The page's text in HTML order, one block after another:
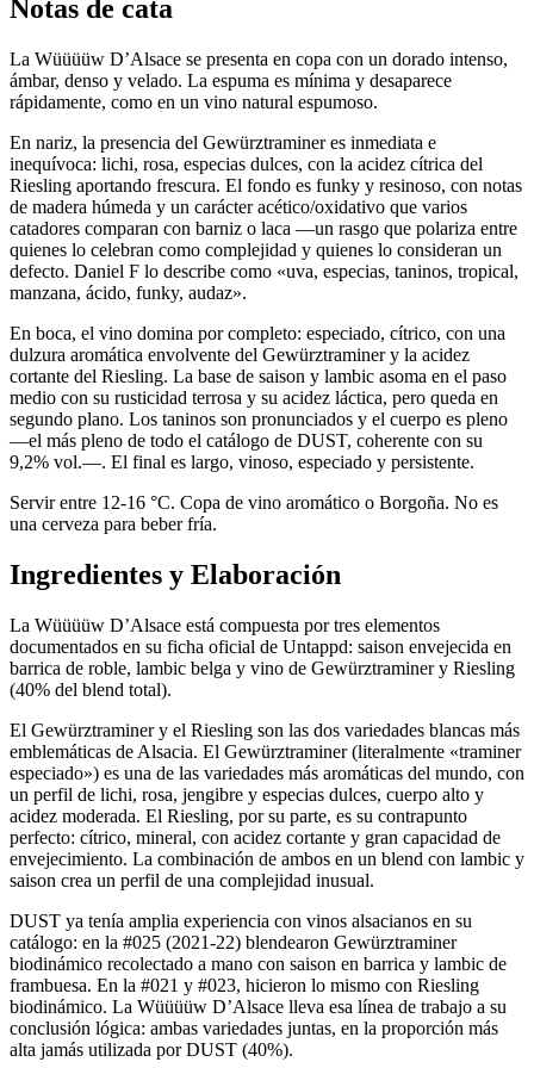
Notas de cata
La Wüüüüw D’Alsace se presenta en copa con un dorado intenso,
ámbar, denso y velado. La espuma es mínima y desaparece
rápidamente, como en un vino natural espumoso.
En nariz, la presencia del Gewürztraminer es inmediata e
inequívoca: lichi, rosa, especias dulces, con la acidez cítrica del
Riesling aportando frescura. El fondo es funky y resinoso, con notas
de madera húmeda y un carácter acético/oxidativo que varios
catadores comparan con barniz o laca —un rasgo que polariza entre
quienes lo celebran como complejidad y quienes lo consideran un
defecto. Daniel F lo describe como «uva, especias, taninos, tropical,
manzana, ácido, funky, audaz».
En boca, el vino domina por completo: especiado, cítrico, con una
dulzura aromática envolvente del Gewürztraminer y la acidez
cortante del Riesling. La base de saison y lambic asoma en el paso
medio con su rusticidad terrosa y su acidez láctica, pero queda en
segundo plano. Los taninos son pronunciados y el cuerpo es pleno
—el más pleno de todo el catálogo de DUST, coherente con su
9,2% vol.—. El final es largo, vinoso, especiado y persistente.
Servir entre 12-16 °C. Copa de vino aromático o Borgoña. No es
una cerveza para beber fría.
Ingredientes y Elaboración
La Wüüüüw D’Alsace está compuesta por tres elementos
documentados en su ficha oficial de Untappd: saison envejecida en
barrica de roble, lambic belga y vino de Gewürztraminer y Riesling
(40% del blend total).
El Gewürztraminer y el Riesling son las dos variedades blancas más
emblemáticas de Alsacia. El Gewürztraminer (literalmente «traminer
especiado») es una de las variedades más aromáticas del mundo, con
un perfil de lichi, rosa, jengibre y especias dulces, cuerpo alto y
acidez moderada. El Riesling, por su parte, es su contrapunto
perfecto: cítrico, mineral, con acidez cortante y gran capacidad de
envejecimiento. La combinación de ambos en un blend con lambic y
saison crea un perfil de una complejidad inusual.
DUST ya tenía amplia experiencia con vinos alsacianos en su
catálogo: en la #025 (2021-22) blendearon Gewürztraminer
biodinámico recolectado a mano con saison en barrica y lambic de
frambuesa. En la #021 y #023, hicieron lo mismo con Riesling
biodinámico. La Wüüüüw D’Alsace lleva esa línea de trabajo a su
conclusión lógica: ambas variedades juntas, en la proporción más
alta jamás utilizada por DUST (40%).